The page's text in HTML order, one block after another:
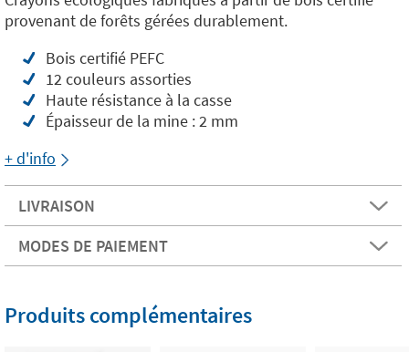
provenant de forêts gérées durablement.
Bois certifié PEFC
12 couleurs assorties
Haute résistance à la casse
Épaisseur de la mine : 2 mm
+ d'info
LIVRAISON
MODES DE PAIEMENT
Produits complémentaires